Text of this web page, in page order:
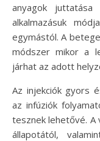
anyagok
alkalmazásuk
egymástól. A
módszer mikor a
járhat az adott
Az injekciók gyors
az infúziók
tesznek lehetővé. A
állapotától,